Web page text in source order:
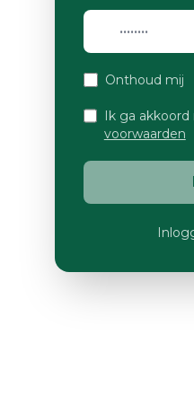
Onthoud mij
Ik ga
voorwaarden